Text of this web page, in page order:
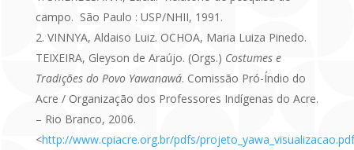
campo. São Paulo : USP/NHII, 1991.
VINNYA, Aldaiso Luiz. OCHOA, Maria Luiza Pinedo.
TEIXEIRA, Gleyson de Araújo. (Orgs.) Costumes e
Tradições do Povo Yawanawá. Comissão Pró-Índio do
Acre / Organização dos Professores Indígenas do Acre.
– Rio Branco, 2006.
<http://www.cpiacre.org.br/pdfs/projeto_yawa_visualizacao.pdf